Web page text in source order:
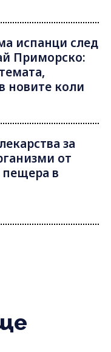
испанци след
Приморско:
новите коли
за
от
в